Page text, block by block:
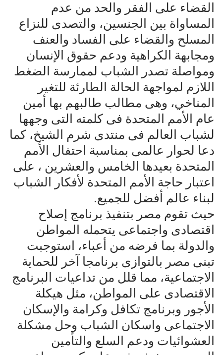
القضاء على الفقر والحد من عدم
المساواة بين الجنسين، والتصدى للنزاع
المسلح والقضاء على الفساد والعنف
ومجابهة الكراهية ودعم حقوق الإنسان
ومواصلة تصدر الشباب لممارسة الضغط
اللازم لمواجهة الحالة الطارئة للتغير
المناخي، وهى مطالب طالبهم بها أمين
عام الأمم المتحدة فى كلمته التى وجهها
لشباب العالم فى منتدى شرم الشيخ، كما
دعا لحوار عالمى بمناسبة احتفال الأمم
المتحدة بعيدها الخامس والعشرين ، على
اعتبار حاجة الأمم المتحدة لأفكار الشباب
لبناء عالم أفضل للجميع.
حيث تقوم مصر بتنفيذ برنامج إصلاح
اقتصادى واجتماعى يتحمله المواطن
والدولة بما فرضه من أعباء، استوجبت
تبنى مصر بالتوازى برنامجا آخر للحماية
الاجتماعية، مما قلل من تداعيات البرنامج
الاقتصادى على المواطن، مثل هيكلة
الأجور وبرنامج تكافل وكرامة والإسكان
الاجتماعى واسكان الشباب وحل مشكلة
العشوائيات ودعم السلع والتأمين